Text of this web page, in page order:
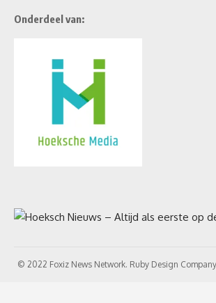
Onderdeel van:
© 2022 Foxiz News Network. Ruby Design